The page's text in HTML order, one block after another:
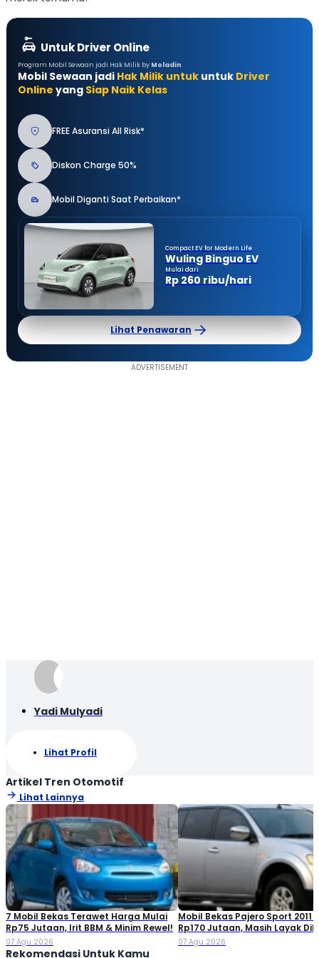
Untuk Driver Online
Program Mobil Sewaan jadi Hak Milik by Moladin
Mobil Sewaan jadi Hak Milik untuk untuk Driver
Online yang Siap Naik Kelas
FREE Asuransi All Risk*
Diskon Charge 50%
Mobil Diganti Saat Perbaikan*
Compact EV for Modern Life
Wuling Binguo EV
Mulai dari
Rp 260 ribu/hari
Lihat Penawaran
Yadi Mulyadi
Lihat Profil
Artikel Tren Otomotif
Lihat Lainnya
7 Mobil Bekas Terawet Harga Mulai
Rp75 Jutaan, Irit BBM & Minim Rewel!
07 Agu 2026
Mobil Bekas Pajero Sport 2011
Rp170 Jutaan, Masih Layak
07 Agu 2026
Rekomendasi Untuk Kamu